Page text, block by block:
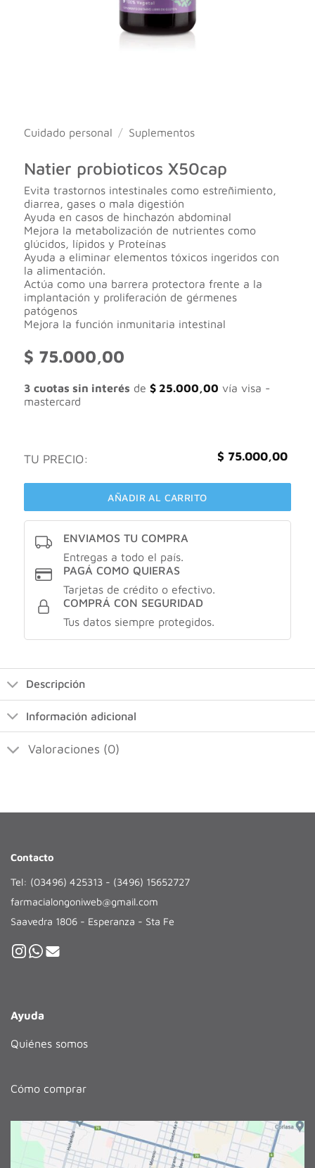
Cuidado personal / Suplementos
Natier probioticos X50cap
Evita trastornos intestinales como estreñimiento,
diarrea, gases o mala digestión
Ayuda en casos de hinchazón abdominal
Mejora la metabolización de nutrientes como
glúcidos, lípidos y Proteínas
Ayuda a eliminar elementos tóxicos ingeridos con
la alimentación.
Actúa como una barrera protectora frente a la
implantación y proliferación de gérmenes
patógenos
Mejora la función inmunitaria intestinal
$ 75.000,00
3 cuotas sin interés de $25.000,00 vía visa -
mastercard
TU PRECIO: $ 75.000,00
AÑADIR AL CARRITO
ENVIAMOS TU COMPRA
Entregas a todo el país.
PAGÁ COMO QUIERAS
Tarjetas de crédito o efectivo.
COMPRÁ CON SEGURIDAD
Tus datos siempre protegidos.
Descripción
Información adicional
Valoraciones (0)
Contacto
Tel: (03496) 425313 - (3496) 15652727
farmacialongoniweb@gmail.com
Saavedra 1806 - Esperanza - Sta Fe
Ayuda
Quiénes somos
Cómo comprar